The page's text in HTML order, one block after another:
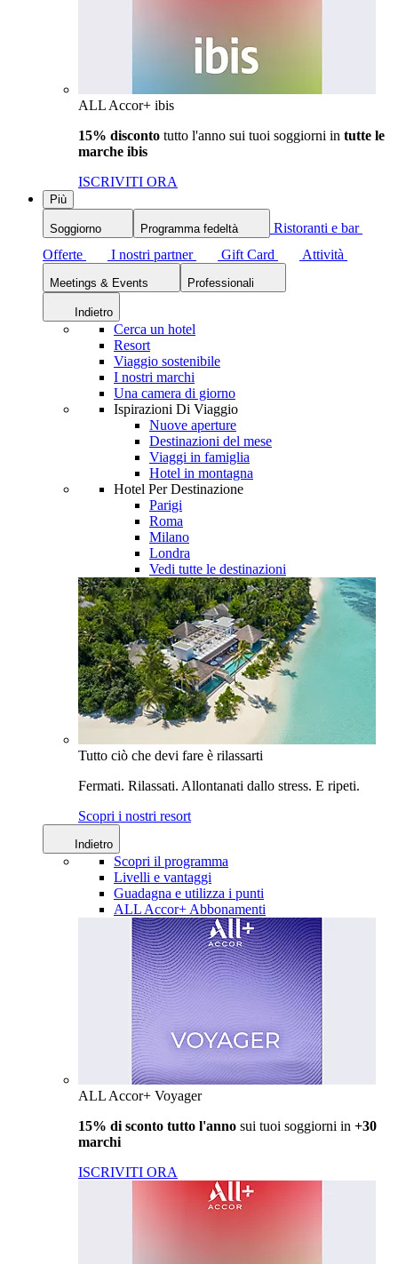
ALL Accor+ ibis
15% disconto tutto l'anno sui tuoi soggiorni in tutte le
marche ibis
ISCRIVITI ORA
Più
Soggiorno Programma fedeltà
Ristoranti e bar
Offerte
I nostri partner Gift Card Attività
Meetings & Events Professionali
Indietro
Cerca un hotel
Resort
Viaggio sostenibile
I nostri marchi
Una camera di giorno
Ispirazioni Di Viaggio
Nuove aperture
Destinazioni del mese
Viaggi in famiglia
Hotel in montagna
Hotel Per Destinazione
Parigi
Roma
Milano
Londra
Vedi tutte le destinazioni
Tutto ciò che devi fare è rilassarti
Fermati. Rilassati. Allontanati dallo stress. E ripeti.
Scopri i nostri resort
Indietro
Scopri il programma
Livelli e vantaggi
Guadagna e utilizza i punti
ALL Accor+ Abbonamenti
ALL Accor+ Voyager
15% di sconto tutto l'anno sui tuoi soggiorni in +30
marchi
ISCRIVITI ORA